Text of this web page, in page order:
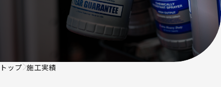
トップ 施工実績